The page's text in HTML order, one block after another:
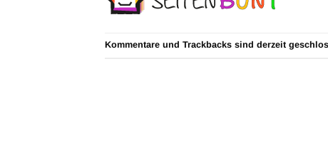
Kommentare und Trackbacks sind derzeit